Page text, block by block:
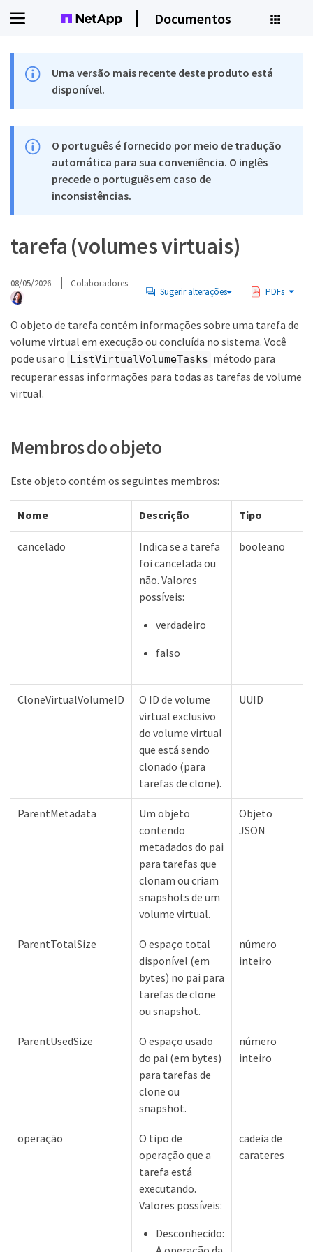
Documentos
Uma versão mais recente deste produto está
disponível.
O português é fornecido por meio de tradução
automática para sua conveniência. O inglês
precede o português em caso de
inconsistências.
tarefa (volumes virtuais)
08/05/2026 Colaboradores
Sugerir alterações PDFs
O objeto de tarefa contém informações sobre uma tarefa de
volume virtual em execução ou concluída no sistema. Você
pode usar o ListVirtualVolumeTasks método para
recuperar essas informações para todas as tarefas de volume
virtual.
Membros do objeto
Este objeto contém os seguintes membros:
Nome Descrição Tipo
cancelado
Indica se a tarefa
foi cancelada ou
não. Valores
possíveis:
verdadeiro
falso
booleano
CloneVirtualVolumeID
O ID de volume
virtual exclusivo
do volume virtual
que está sendo
clonado (para
tarefas de clone).
UUID
ParentMetadata
Um objeto
contendo
metadados do pai
para tarefas que
clonam ou criam
snapshots de um
volume virtual.
Objeto
JSON
ParentTotalSize
O espaço total
disponível (em
bytes) no pai para
tarefas de clone
ou snapshot.
número
inteiro
ParentUsedSize
O espaço usado
do pai (em bytes)
para tarefas de
clone ou
snapshot.
número
inteiro
operação
O tipo de
operação que a
tarefa está
executando.
Valores possíveis:
Desconhecido:
cadeia de
carateres